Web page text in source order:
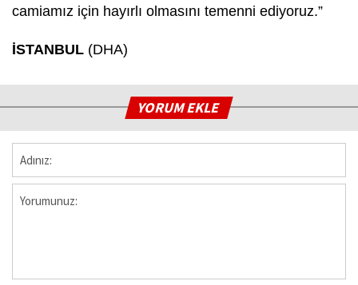
camiamız için hayırlı olmasını temenni ediyoruz.”
İSTANBUL (DHA)
YORUM EKLE